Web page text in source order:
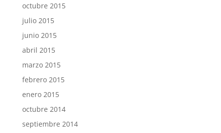
octubre 2015
julio 2015
junio 2015
abril 2015
marzo 2015
febrero 2015
enero 2015
octubre 2014
septiembre 2014